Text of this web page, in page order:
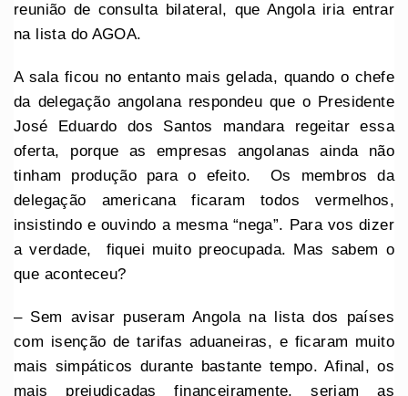
reunião de consulta bilateral, que Angola iria entrar
na lista do AGOA.
A sala ficou no entanto mais gelada, quando o chefe
da delegação angolana respondeu que o Presidente
José Eduardo dos Santos mandara regeitar essa
oferta, porque as empresas angolanas ainda não
tinham produção para o efeito. Os membros da
delegação americana ficaram todos vermelhos,
insistindo e ouvindo a mesma “nega”. Para vos dizer
a verdade, fiquei muito preocupada. Mas sabem o
que aconteceu?
– Sem avisar puseram Angola na lista dos países
com isenção de tarifas aduaneiras, e ficaram muito
mais simpáticos durante bastante tempo. Afinal, os
mais prejudicadas financeiramente, seriam as